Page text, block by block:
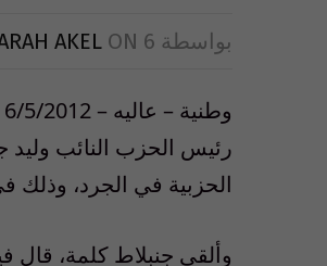
بواسطة AKEL ON 6 مايو 2012
الحزبية في الجرد، وذلك